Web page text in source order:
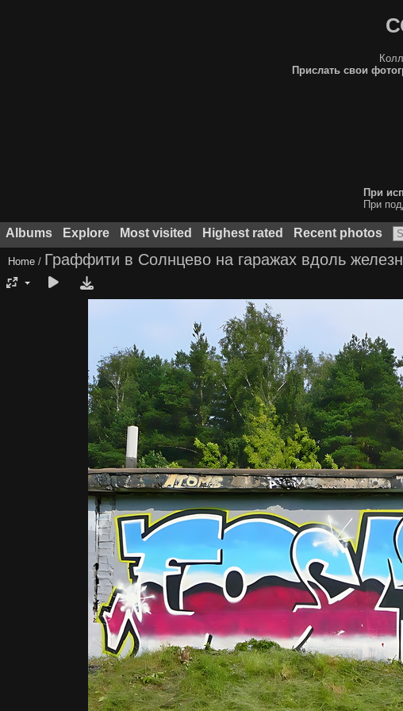
Прислать свои
При
При
Albums Explore Most visited Highest rated Recent photos
Home / Граффити в Солнцево на гаражах вдоль